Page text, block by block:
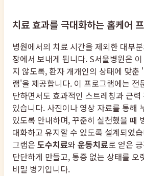
치료 효과를 극대화하는 홈케어
병원에서의 치료 시간을 제외한 대부
장에서 보내게 됩니다. S서울병원은
지 않도록, 환자 개개인의 상태에 맞춘
램'을 제공합니다. 이 프로그램에는 전
단하면서도 효과적인 스트레칭과 근
있습니다. 사진이나 영상 자료를 통해
있도록 안내하며, 꾸준히 실천했을 때
대화하고 유지할 수 있도록 설계되었
그램은 도수치료와 운동치료로 얻은
단단하게 만들고, 통증 없는 상태를 오
비밀 병기입니다.